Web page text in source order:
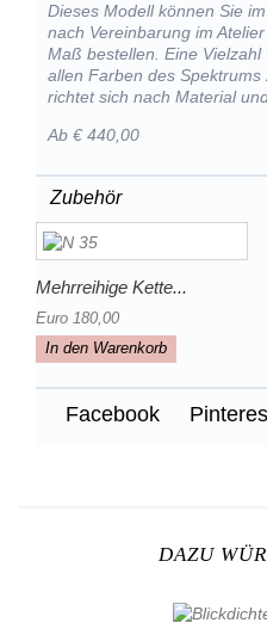
Dieses Modell können Sie
nach Vereinbarung im
Maß bestellen. Eine
allen Farben des Spektrums
richtet sich nach Material
Ab € 440,00
Zubehör
Mehrreihige Kette...
Euro 180,00
In den Warenkorb
Facebook
DAZU